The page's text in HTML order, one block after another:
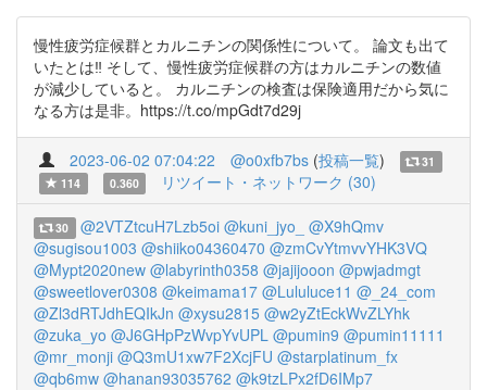
慢性疲労症候群とカルニチンの関係性について。 論文も出て
いたとは‼️ そして、慢性疲労症候群の方はカルニチンの数値
が減少していると。 カルニチンの検査は保険適用だから気に
なる方は是非。https://t.co/mpGdt7d29j
2023-06-02 07:04:22 @o0xfb7bs (投稿一覧)
31
114
0.360 リツイート・ネットワーク (30)
30 @2VTZtcuH7Lzb5oi @kuni_jyo_
@X9hQmv
@sugisou1003 @shiiko04360470 @zmCvYtmvvYHK3VQ
@Mypt2020new @labyrinth0358 @jajijooon @pwjadmgt
@sweetlover0308 @keimama17 @Lululuce11 @_24_com
@Zl3dRTJdhEQIkJn @xysu2815 @w2yZtEckWvZLYhk
@zuka_yo @J6GHpPzWvpYvUPL @pumin9 @pumin11111
@mr_monji @Q3mU1xw7F2XcjFU @starplatinum_fx
@qb6mw @hanan93035762 @k9tzLPx2fD6IMp7